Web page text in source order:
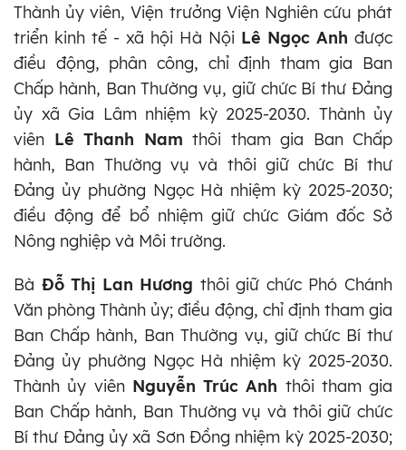
Thành ủy viên, Viện trưởng Viện Nghiên cứu phát
triển kinh tế - xã hội Hà Nội Lê Ngọc Anh được
điều động, phân công, chỉ định tham gia Ban
Chấp hành, Ban Thường vụ, giữ chức Bí thư Đảng
ủy xã Gia Lâm nhiệm kỳ 2025-2030. Thành ủy
viên Lê Thanh Nam thôi tham gia Ban Chấp
hành, Ban Thường vụ và thôi giữ chức Bí thư
Đảng ủy phường Ngọc Hà nhiệm kỳ 2025-2030;
điều động để bổ nhiệm giữ chức Giám đốc Sở
Nông nghiệp và Môi trường.
Bà Đỗ Thị Lan Hương thôi giữ chức Phó Chánh
Văn phòng Thành ủy; điều động, chỉ định tham gia
Ban Chấp hành, Ban Thường vụ, giữ chức Bí thư
Đảng ủy phường Ngọc Hà nhiệm kỳ 2025-2030.
Thành ủy viên Nguyễn Trúc Anh thôi tham gia
Ban Chấp hành, Ban Thường vụ và thôi giữ chức
Bí thư Đảng ủy xã Sơn Đồng nhiệm kỳ 2025-2030;